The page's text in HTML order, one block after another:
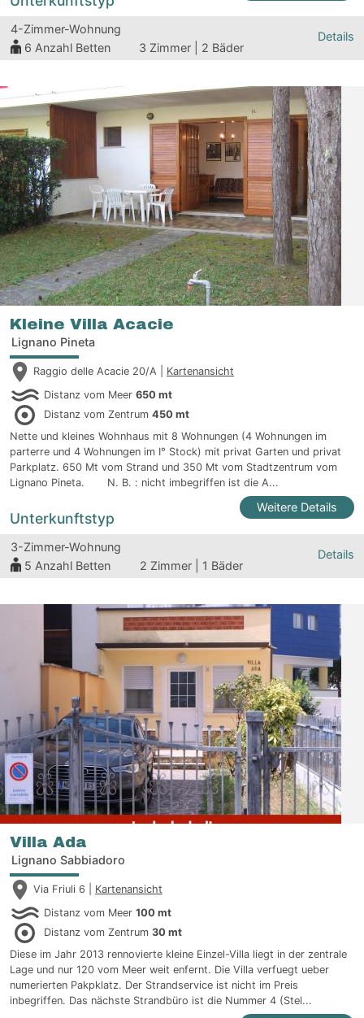
4-Zimmer-Wohnung
6 Anzahl Betten 3 Zimmer | 2 Bäder
Details
Kleine Villa Acacie
Lignano Pineta
Raggio delle Acacie 20/A | Kartenansicht
Distanz vom Meer 650 mt
Distanz vom Zentrum 450 mt
Nette und kleines Wohnhaus mit 8 Wohnungen (4 Wohnungen im
parterre und 4 Wohnungen im I° Stock) mit privat Garten und privat
Parkplatz. 650 Mt vom Strand und 350 Mt vom Stadtzentrum vom
Lignano Pineta. N. B. : nicht imbegriffen ist die A...
Weitere Details
Unterkunftstyp
3-Zimmer-Wohnung
5 Anzahl Betten 2 Zimmer | 1 Bäder
Details
Villa Ada
Lignano Sabbiadoro
Via Friuli 6 | Kartenansicht
Distanz vom Meer 100 mt
Distanz vom Zentrum 30 mt
Diese im Jahr 2013 rennovierte kleine Einzel-Villa liegt in der zentrale
Lage und nur 120 vom Meer weit enfernt. Die Villa verfuegt ueber
numerierten Pakpklatz. Der Strandservice ist nicht im Preis
inbegriffen. Das nächste Strandbüro ist die Nummer 4 (Stel...